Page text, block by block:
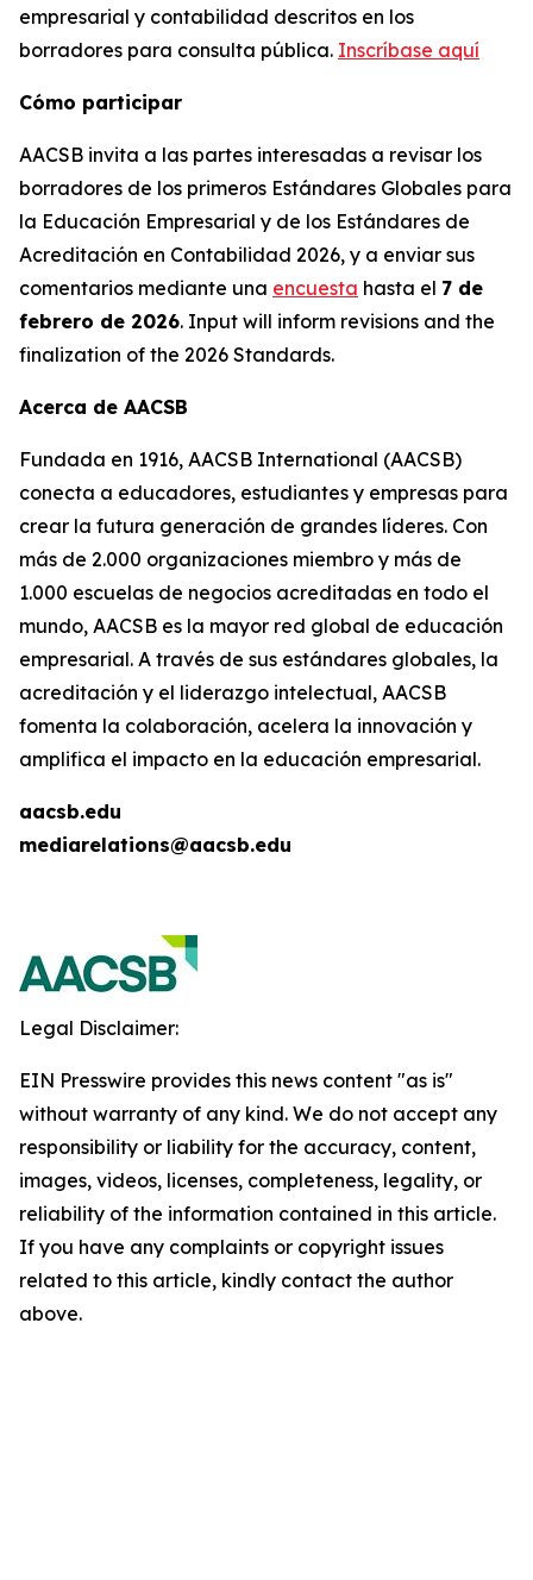
empresarial y contabilidad descritos en los
borradores para consulta pública. Inscríbase aquí
Cómo participar
AACSB invita a las partes interesadas a revisar los
borradores de los primeros Estándares Globales para
la Educación Empresarial y de los Estándares de
Acreditación en Contabilidad 2026, y a enviar sus
comentarios mediante una encuesta hasta el 7 de
febrero de 2026. Input will inform revisions and the
finalization of the 2026 Standards.
Acerca de AACSB
Fundada en 1916, AACSB International (AACSB)
conecta a educadores, estudiantes y empresas para
crear la futura generación de grandes líderes. Con
más de 2.000 organizaciones miembro y más de
1.000 escuelas de negocios acreditadas en todo el
mundo, AACSB es la mayor red global de educación
empresarial. A través de sus estándares globales, la
acreditación y el liderazgo intelectual, AACSB
fomenta la colaboración, acelera la innovación y
amplifica el impacto en la educación empresarial.
aacsb.edu
mediarelations@aacsb.edu
Legal Disclaimer:
EIN Presswire provides this news content "as is"
without warranty of any kind. We do not accept any
responsibility or liability for the accuracy, content,
images, videos, licenses, completeness, legality, or
reliability of the information contained in this article.
If you have any complaints or copyright issues
related to this article, kindly contact the author
above.